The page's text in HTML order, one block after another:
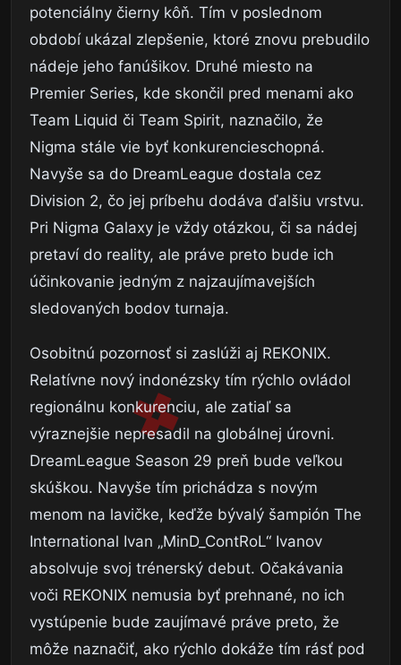
potenciálny čierny kôň. Tím v poslednom
období ukázal zlepšenie, ktoré znovu prebudilo
nádeje jeho fanúšikov. Druhé miesto na
Premier Series, kde skončil pred menami ako
Team Liquid či Team Spirit, naznačilo, že
Nigma stále vie byť konkurencieschopná.
Navyše sa do DreamLeague dostala cez
Division 2, čo jej príbehu dodáva ďalšiu vrstvu.
Pri Nigma Galaxy je vždy otázkou, či sa nádej
pretaví do reality, ale práve preto bude ich
účinkovanie jedným z najzaujímavejších
sledovaných bodov turnaja.
Osobitnú pozornosť si zaslúži aj REKONIX.
Relatívne nový indonézsky tím rýchlo ovládol
regionálnu konkurenciu, ale zatiaľ sa
výraznejšie nepresadil na globálnej úrovni.
DreamLeague Season 29 preň bude veľkou
skúškou. Navyše tím prichádza s novým
menom na lavičke, keďže bývalý šampión The
International Ivan „MinD_ContRoL“ Ivanov
absolvuje svoj trénerský debut. Očakávania
voči REKONIX nemusia byť prehnané, no ich
vystúpenie bude zaujímavé práve preto, že
môže naznačiť, ako rýchlo dokáže tím rásť pod